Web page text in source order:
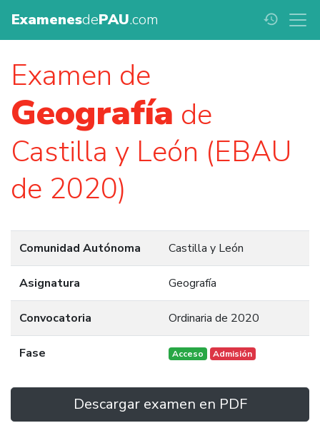
ExamenesdePAU.com history
Examen de
Geografía de
Castilla y León (EBAU
de 2020)
Comunidad Autónoma Castilla y León
Asignatura Geografía
Convocatoria Ordinaria de 2020
Fase Acceso Admisión
Descargar examen en PDF